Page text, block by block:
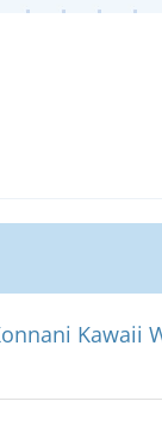
Kawaii